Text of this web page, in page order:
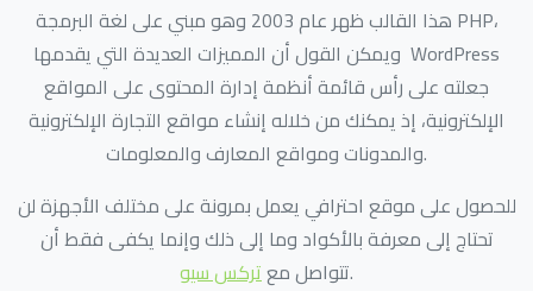
هذا القالب ظهر عام 2003 وهو مبني على لغة البرمجة PHP،
ويمكن القول أن المميزات العديدة التي يقدمها WordPress
جعلته على رأس قائمة أنظمة إدارة المحتوى على المواقع
الإلكترونية، إذ يمكنك من خلاله إنشاء مواقع التجارة الإلكترونية
والمدونات ومواقع المعارف والمعلومات.
للحصول على موقع احترافي يعمل بمرونة على مختلف الأجهزة لن
تحتاج إلى معرفة بالأكواد وما إلى ذلك وإنما يكفى فقط أن
تتواصل معتركس سيو .